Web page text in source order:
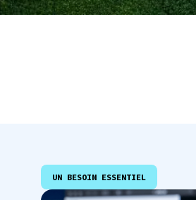
UN BESOIN ESSENTIEL